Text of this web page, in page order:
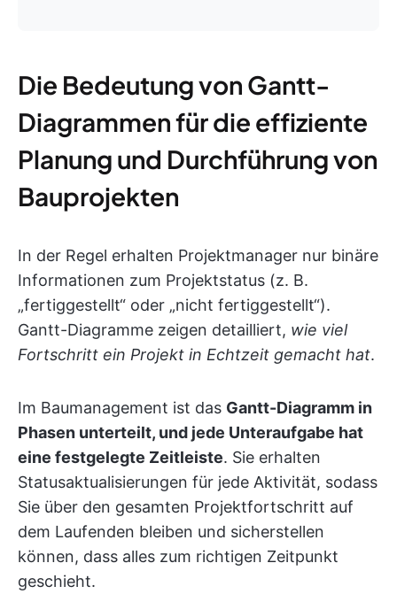
Die Bedeutung von Gantt-
Diagrammen für die effiziente
Planung und Durchführung von
Bauprojekten
In der Regel erhalten Projektmanager nur binäre
Informationen zum Projektstatus (z. B.
„fertiggestellt“ oder „nicht fertiggestellt“).
Gantt-Diagramme zeigen detailliert, wie viel
Fortschritt ein Projekt in Echtzeit gemacht hat.
Im Baumanagement ist das Gantt-Diagramm in
Phasen unterteilt, und jede Unteraufgabe hat
eine festgelegte Zeitleiste. Sie erhalten
Statusaktualisierungen für jede Aktivität, sodass
Sie über den gesamten Projektfortschritt auf
dem Laufenden bleiben und sicherstellen
können, dass alles zum richtigen Zeitpunkt
geschieht.